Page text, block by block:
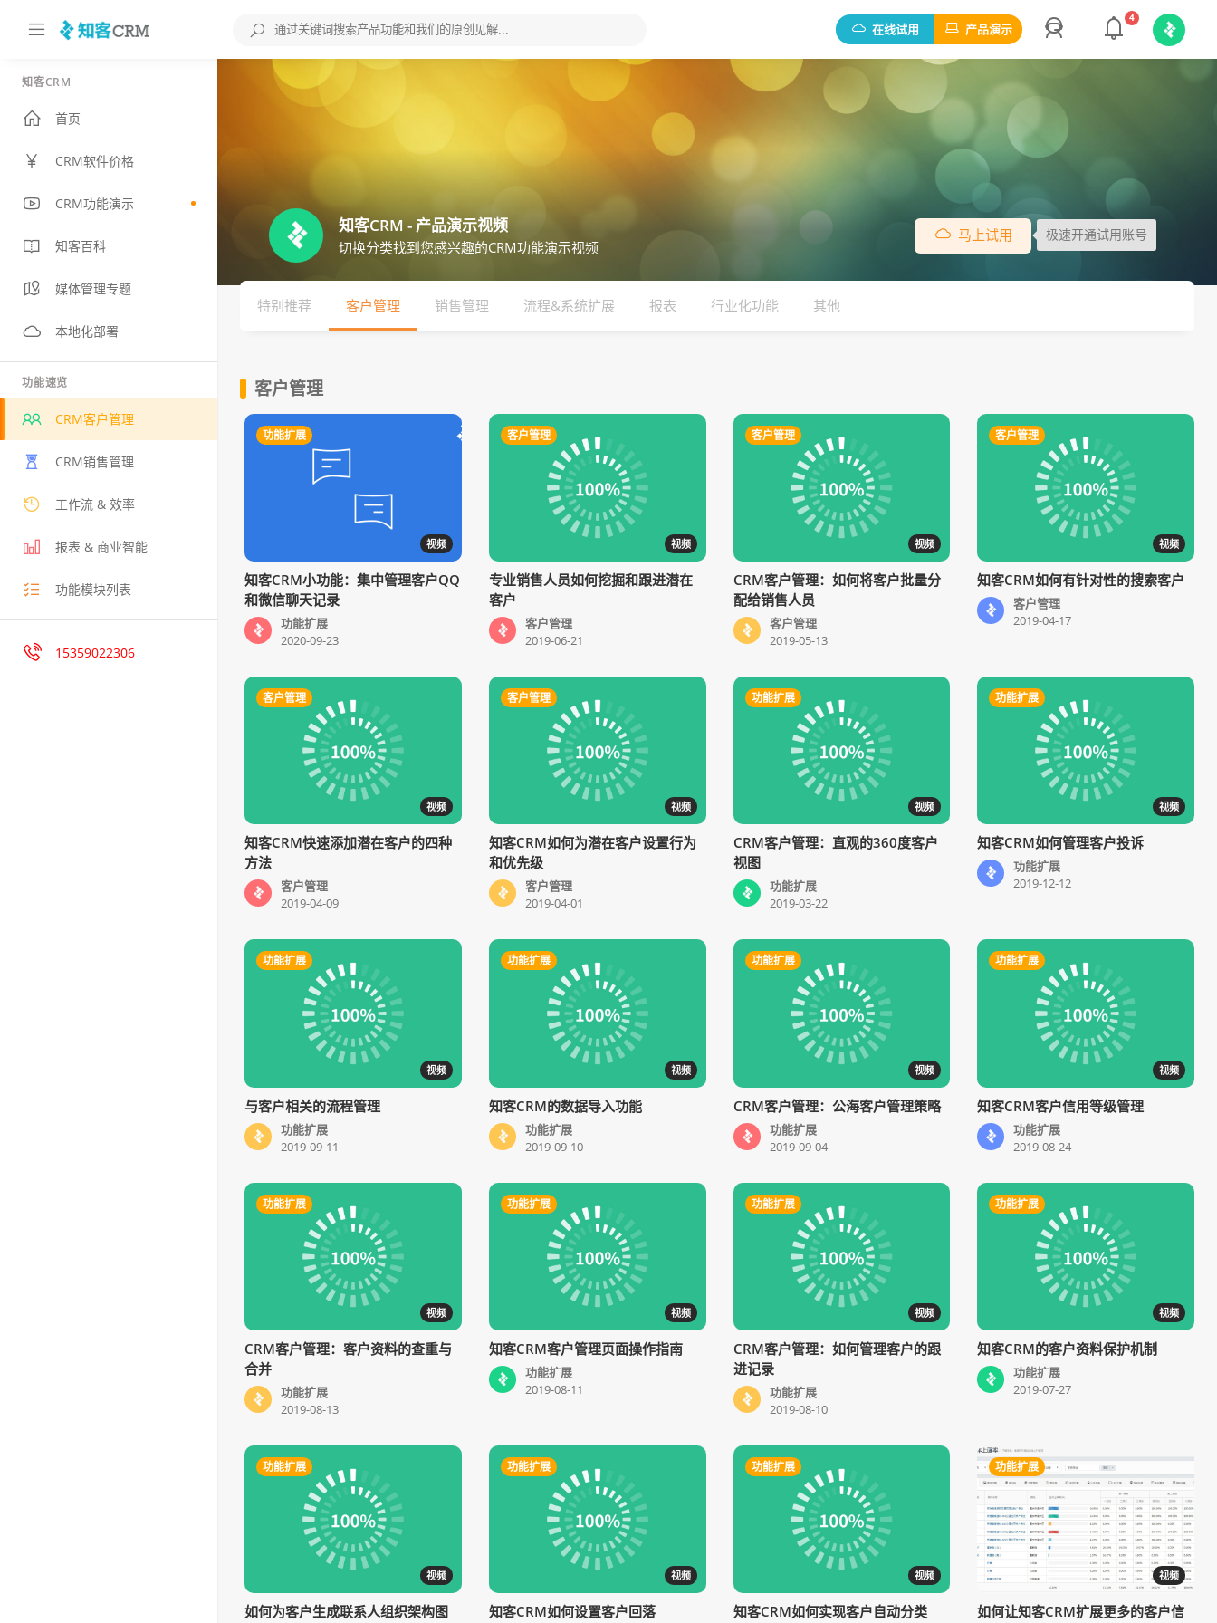
知客CRM
首页
CRM软件价格
CRM功能演示
知客百科
媒体管理专题
本地化部署
功能速览
CRM客户管理
CRM销售管理
工作流 & 效率
报表 & 商业智能
功能模块列表
15359022306
在线试用 产品演示
4
知客CRM - 产品演示视频
切换分类找到您感兴趣的CRM功能演示视频
马上试用 极速开通试用账号
特别推荐 客户管理 销售管理 流程&系统扩展 报表 行业化功能 其他
客户管理
功能扩展
视频
知客CRM小功能：集中管理客户QQ
和微信聊天记录
功能扩展
2020-09-23
客户管理
视频
专业销售人员如何挖掘和跟进潜在
客户
客户管理
2019-06-21
客户管理
视频
CRM客户管理：如何将客户批量分
配给销售人员
客户管理
2019-05-13
客户管理
视频
知客CRM如何有针对性的搜索客户
客户管理
2019-04-17
客户管理
视频
知客CRM快速添加潜在客户的四种
方法
客户管理
2019-04-09
客户管理
视频
知客CRM如何为潜在客户设置行为
和优先级
客户管理
2019-04-01
功能扩展
视频
CRM客户管理：直观的360度客户
视图
功能扩展
2019-03-22
功能扩展
视频
知客CRM如何管理客户投诉
功能扩展
2019-12-12
功能扩展
视频
与客户相关的流程管理
功能扩展
2019-09-11
功能扩展
视频
知客CRM的数据导入功能
功能扩展
2019-09-10
功能扩展
视频
CRM客户管理：公海客户管理策略
功能扩展
2019-09-04
功能扩展
视频
知客CRM客户信用等级管理
功能扩展
2019-08-24
功能扩展
视频
CRM客户管理：客户资料的查重与
合并
功能扩展
2019-08-13
功能扩展
视频
知客CRM客户管理页面操作指南
功能扩展
2019-08-11
功能扩展
视频
CRM客户管理：如何管理客户的跟
进记录
功能扩展
2019-08-10
功能扩展
视频
知客CRM的客户资料保护机制
功能扩展
2019-07-27
功能扩展
视频
如何为客户生成联系人组织架构图
功能扩展
视频
知客CRM如何设置客户回落
功能扩展
视频
知客CRM如何实现客户自动分类
功能扩展
视频
如何让知客CRM扩展更多的客户信